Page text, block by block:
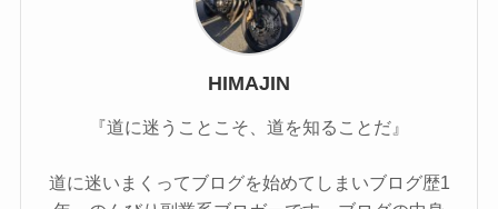
HIMAJIN
『道に迷うことこそ、道を知ることだ』
道に迷いまくってブログを始めてしまいブログ歴1